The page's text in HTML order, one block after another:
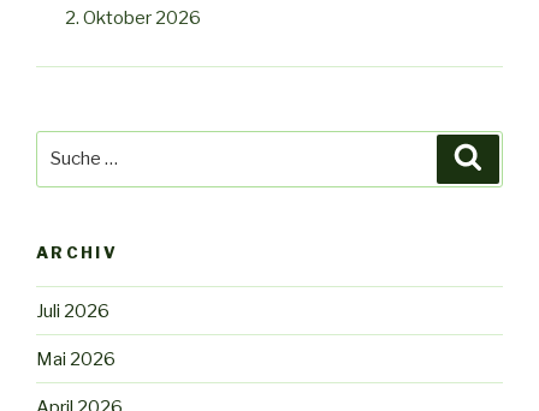
2. Oktober 2026
ARCHIV
Juli 2026
Mai 2026